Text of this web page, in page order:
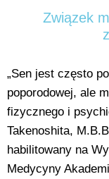
Związek
„Sen jest często
poporodowej, ale
fizycznego i
Takenoshita,
habilitowany na
Medycyny